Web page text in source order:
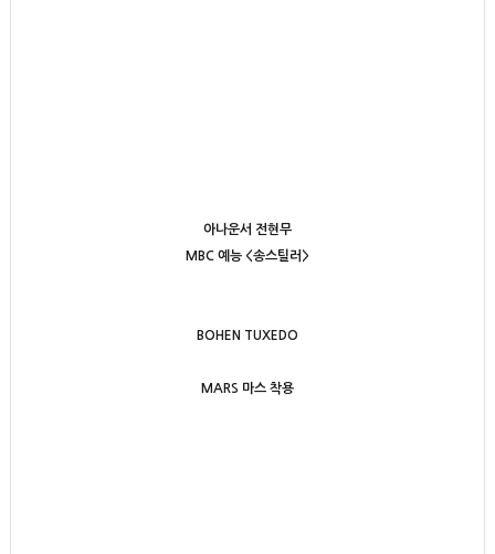
아나운서 전현무
MBC 예능 <송스틸러>
BOHEN TUXEDO
MARS 마스 착용